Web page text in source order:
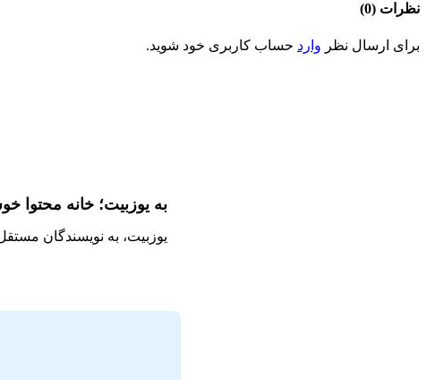
نظرات (0)
برای ارسال نظر وارد حساب کاربری خود شوید.
به یوزبیت؛ خانه محتوا
یوزبیت، به نویسندگان